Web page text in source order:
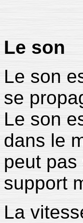
Le son
Le son
se
Le son
dans le
peut
support
La